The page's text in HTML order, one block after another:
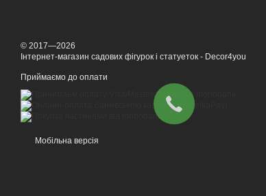
© 2017—2026
Інтернет-магазин садових фігурок і статуеток - Decor4you
Приймаємо до оплати
Мобільна версія